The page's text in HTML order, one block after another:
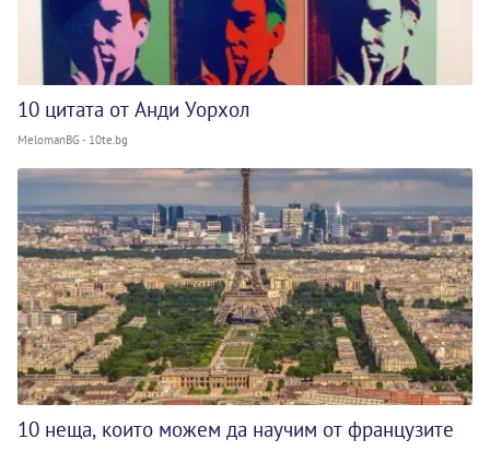
10 цитата от Анди Уорхол
MelomanBG - 10te.bg
10 неща, които можем да научим от французите